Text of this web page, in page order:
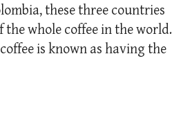
these three countries
the whole coffee in the world.
is known as having the